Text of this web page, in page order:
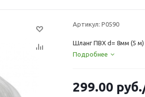
Артикул: Р0590
Шланг ПВХ d= 8мм (5
Подробнее
299.00 руб.